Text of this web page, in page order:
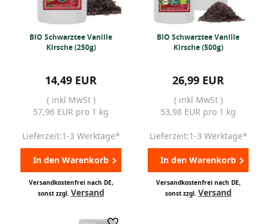
BIO Schwarztee Vanille
Kirsche (250g)
14,49 EUR
( inkl MwSt )
57,96 EUR pro 1 kg
Lieferzeit:1-3 Werktage*
In den Warenkorb
Versandkostenfrei nach DE,
sonst zzgl. Versand
BIO Schwarztee Vanille
Kirsche (500g)
26,99 EUR
( inkl MwSt )
53,98 EUR pro 1 kg
Lieferzeit:1-3 Werktage*
In den Warenkorb
Versandkostenfrei nach DE,
sonst zzgl. Versand